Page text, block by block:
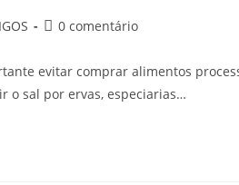
0 comentário
evitar comprar alimentos
o sal por ervas, especiarias…